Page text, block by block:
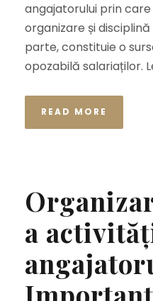
angajatorului prin
organizare și
parte, constituie o
opozabilă salariaților.
READ MORE
a